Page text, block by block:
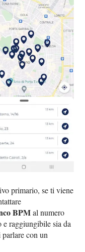
primario, se ti viene
BPMal numero
raggiungibile sia da
con un